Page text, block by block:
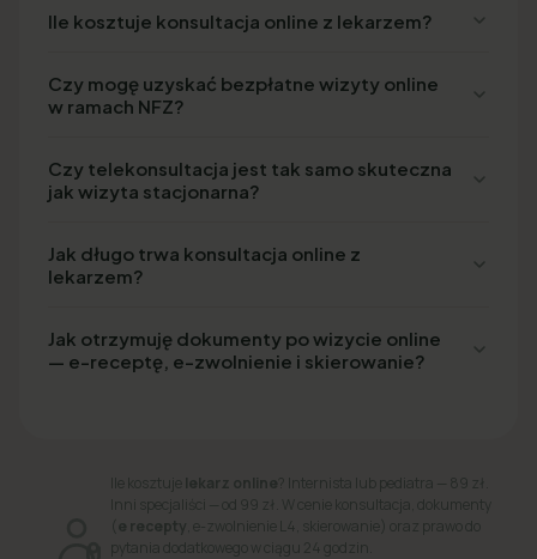
Ile kosztuje konsultacja online z lekarzem?
Czy mogę uzyskać bezpłatne wizyty online
w ramach NFZ?
Czy telekonsultacja jest tak samo skuteczna
jak wizyta stacjonarna?
Jak długo trwa konsultacja online z
lekarzem?
Jak otrzymuję dokumenty po wizycie online
— e-receptę, e-zwolnienie i skierowanie?
Ile kosztujelekarz online ? Internista lub pediatra — 89 zł.
Inni specjaliści — od 99 zł. W cenie konsultacja, dokumenty
( e recepty , e-zwolnienie L4, skierowanie) oraz prawo do
pytania dodatkowego w ciągu 24 godzin.